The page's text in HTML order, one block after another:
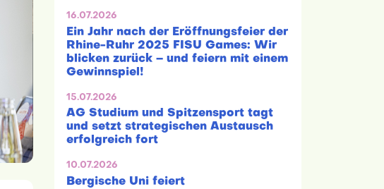
16.07.2026
Ein Jahr nach der Eröffnungsfeier der
Rhine-Ruhr 2025 FISU Games: Wir
blicken zurück – und feiern mit einem
Gewinnspiel!
15.07.2026
AG Studium und Spitzensport tagt
und setzt strategischen Austausch
erfolgreich fort
10.07.2026
Bergische Uni feiert